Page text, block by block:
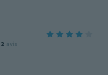
2 avis